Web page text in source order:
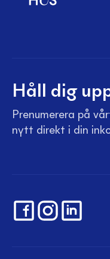
Håll dig
Prenumerera på
nytt direkt i din